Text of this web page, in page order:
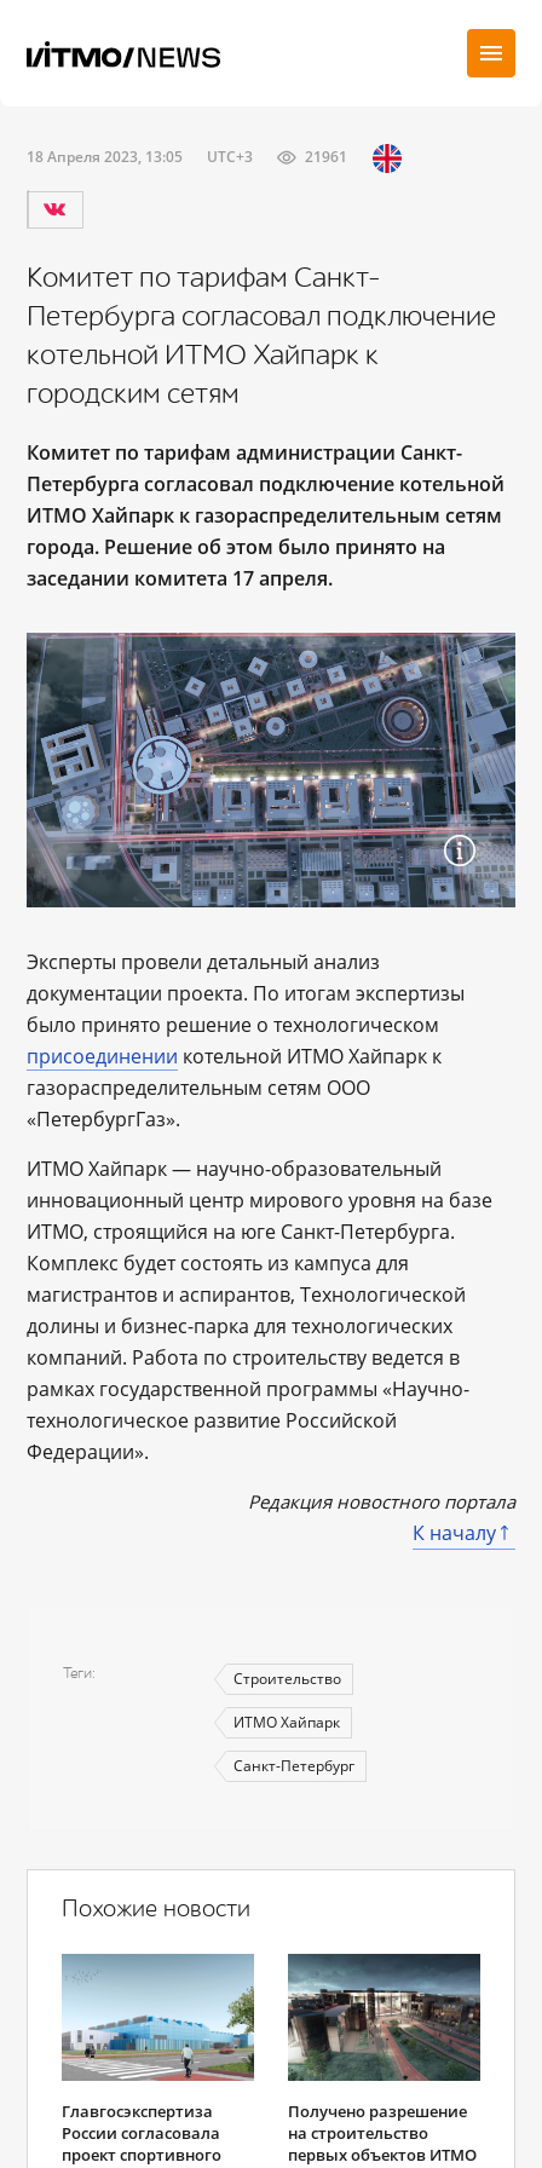
18 Апреля 2023, 13:05 UTC+3 21961
Комитет по тарифам Санкт-
Петербурга согласовал подключение
котельной ИТМО Хайпарк к
городским сетям
Комитет по тарифам администрации Санкт-
Петербурга согласовал подключение котельной
ИТМО Хайпарк к газораспределительным сетям
города. Решение об этом было принято на
заседании комитета 17 апреля.
Эксперты провели детальный анализ
документации проекта. По итогам экспертизы
было принято решение о технологическом
присоединении котельной ИТМО Хайпарк к
газораспределительным сетям ООО
«ПетербургГаз».
ИТМО Хайпарк — научно-образовательный
инновационный центр мирового уровня на базе
ИТМО, строящийся на юге Санкт-Петербурга.
Комплекс будет состоять из кампуса для
магистрантов и аспирантов, Технологической
долины и бизнес-парка для технологических
компаний. Работа по строительству ведется в
рамках государственной программы «Научно-
технологическое развитие Российской
Федерации».
Редакция новостного портала
К началу
Теги Строительство
ИТМО Хайпарк
Санкт-Петербург
Похожие новости
Главгосэкспертиза
России согласовала
проект спортивного
Получено разрешение
на строительство
первых объектов ИТМО